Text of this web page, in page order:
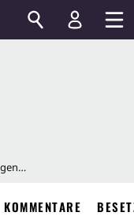
Harry Potter und der Gefangene von Askaban
KOMMENTARE